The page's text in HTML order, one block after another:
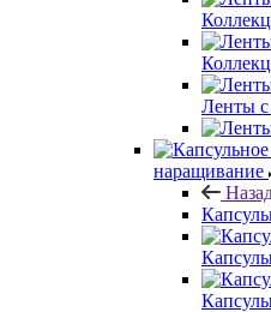
Ленты с
наращивание